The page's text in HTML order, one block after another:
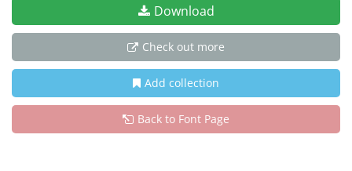
Download
Check out more
Add collection
Back to Font Page